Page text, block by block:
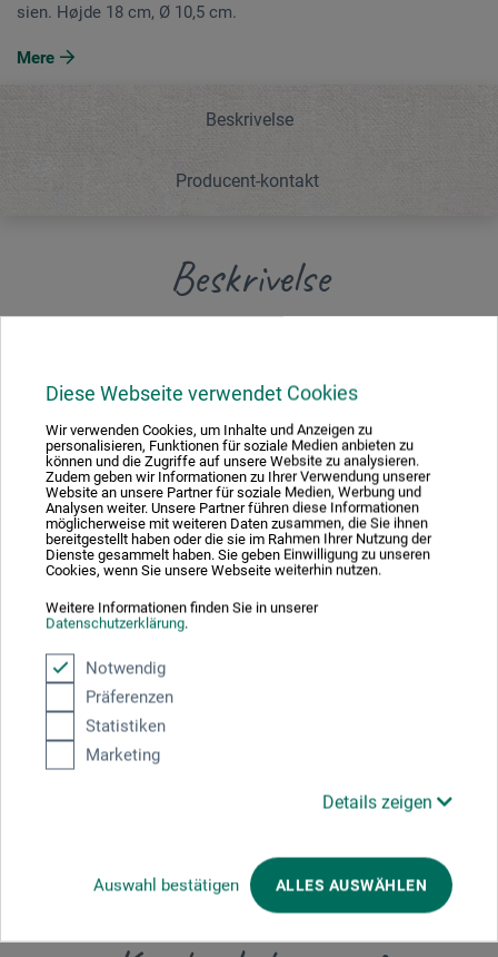
Diese Webseite verwendet Cookies
Wir verwenden Cookies, um Inhalte und Anzeigen zu
personalisieren, Funktionen für soziale Medien anbieten zu
können und die Zugriffe auf unsere Website zu analysieren.
Zudem geben wir Informationen zu Ihrer Verwendung unserer
Website an unsere Partner für soziale Medien, Werbung und
Analysen weiter. Unsere Partner führen diese Informationen
möglicherweise mit weiteren Daten zusammen, die Sie ihnen
bereitgestellt haben oder die sie im Rahmen Ihrer Nutzung der
Dienste gesammelt haben. Sie geben Einwilligung zu unseren
Cookies, wenn Sie unsere Webseite weiterhin nutzen.
Weitere Informationen finden Sie in unserer
Datenschutzerklärung.
Notwendig
Präferenzen
Statistiken
Marketing
Details zeigen
Auswahl bestätigen ALLES AUSWÄHLEN
sien. Højde 18 cm, Ø 10,5 cm.
Mere
Beskrivelse
Producent-kontakt
Beskrivelse
sien. Højde 18 cm, Ø 10,5 cm.
Producent-kontakt
Her finder du producentens kontaktoplysninger for dette
produkt.
boesner GmbH distribution + logistics
Liegnitzer Str. 17
58454 Witten